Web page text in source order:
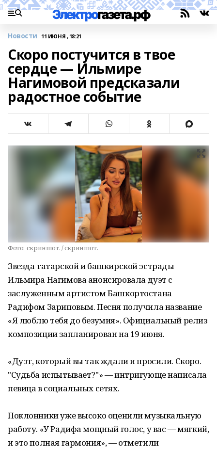
Новости 11 ИЮНЯ , 18:21
Скоро постучится в твое
сердце — Ильмире
Нагимовой предсказали
радостное событие
Фото: скриншот. / скриншот.
Звезда татарской и башкирской эстрады
Ильмира Нагимова анонсировала дуэт с
заслуженным артистом Башкортостана
Радифом Зариповым. Песня получила название
«Я люблю тебя до безумия». Официальный релиз
композиции запланирован на 19 июня.
«Дуэт, который вы так ждали и просили. Скоро.
"Судьба испытывает?"» — интригующе написала
певица в социальных сетях.
Поклонники уже высоко оценили музыкальную
работу. «У Радифа мощный голос, у вас — мягкий,
и это полная гармония», — отметили